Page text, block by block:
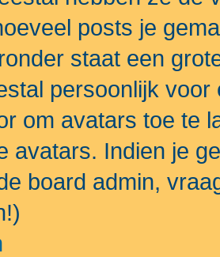
posts je
staat een
persoonlijk
om avatars toe te
avatars. Indien je
board admin,